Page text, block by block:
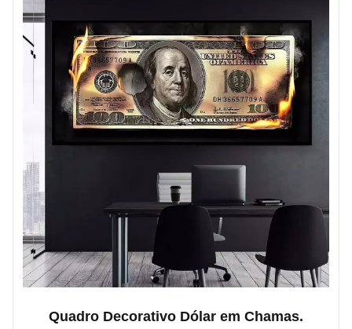
Quadro Decorativo Dólar em Chamas.